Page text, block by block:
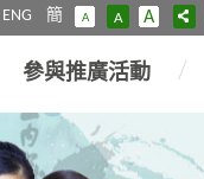
ENG 簡 A A A
參與推廣活動